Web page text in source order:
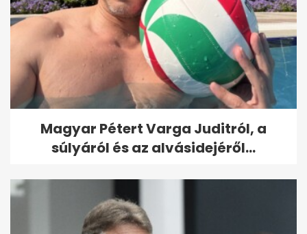
Magyar Pétert Varga Juditról, a
súlyáról és az alvásidejéről...